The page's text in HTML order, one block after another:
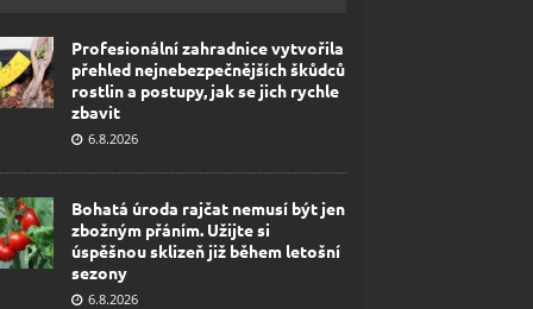
Profesionální zahradnice vytvořila
přehled nejnebezpečnějších škůdců
rostlin a postupy, jak se jich rychle
zbavit
6.8.2026
Bohatá úroda rajčat nemusí být jen
zbožným přáním. Užijte si
úspěšnou sklizeň již během letošní
sezony
6.8.2026